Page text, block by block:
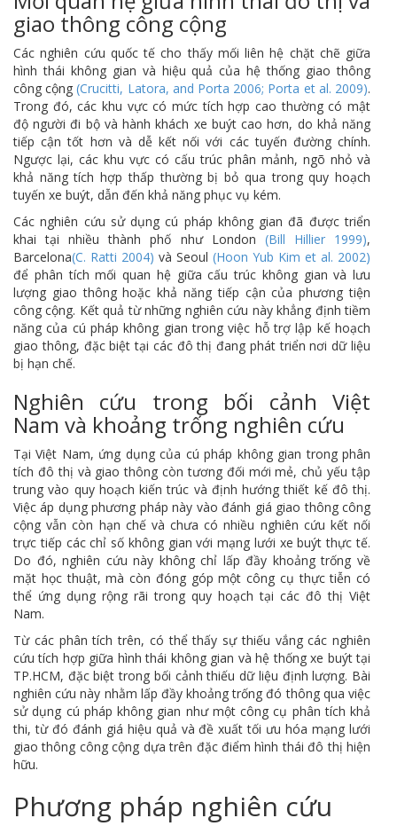
giao thông công cộng
Các nghiên cứu quốc tế cho thấy mối liên hệ chặt chẽ giữa
hình thái không gian và hiệu quả của hệ thống giao thông
công cộng(Crucitti, Latora, and Porta 2006; Porta et al. 2009).
Trong đó, các khu vực có mức tích hợp cao thường có mật
độ người đi bộ và hành khách xe buýt cao hơn, do khả năng
tiếp cận tốt hơn và dễ kết nối với các tuyến đường chính.
Ngược lại, các khu vực có cấu trúc phân mảnh, ngõ nhỏ và
khả năng tích hợp thấp thường bị bỏ qua trong quy hoạch
tuyến xe buýt, dẫn đến khả năng phục vụ kém.
Các nghiên cứu sử dụng cú pháp không gian đã được triển
khai tại nhiều thành phố như London (Bill Hillier 1999),
Barcelona(C. Ratti 2004) và Seoul (Hoon Yub Kim et al. 2002)
để phân tích mối quan hệ giữa cấu trúc không gian và lưu
lượng giao thông hoặc khả năng tiếp cận của phương tiện
công cộng. Kết quả từ những nghiên cứu này khẳng định tiềm
năng của cú pháp không gian trong việc hỗ trợ lập kế hoạch
giao thông, đặc biệt tại các đô thị đang phát triển nơi dữ liệu
bị hạn chế.
Nghiên cứu trong bối cảnh Việt
Nam và khoảng trống nghiên cứu
Tại Việt Nam, ứng dụng của cú pháp không gian trong phân
tích đô thị và giao thông còn tương đối mới mẻ, chủ yếu tập
trung vào quy hoạch kiến trúc và định hướng thiết kế đô thị.
Việc áp dụng phương pháp này vào đánh giá giao thông công
cộng vẫn còn hạn chế và chưa có nhiều nghiên cứu kết nối
trực tiếp các chỉ số không gian với mạng lưới xe buýt thực tế.
Do đó, nghiên cứu này không chỉ lấp đầy khoảng trống về
mặt học thuật, mà còn đóng góp một công cụ thực tiễn có
thể ứng dụng rộng rãi trong quy hoạch tại các đô thị Việt
Nam.
Từ các phân tích trên, có thể thấy sự thiếu vắng các nghiên
cứu tích hợp giữa hình thái không gian và hệ thống xe buýt tại
TP.HCM, đặc biệt trong bối cảnh thiếu dữ liệu định lượng. Bài
nghiên cứu này nhằm lấp đầy khoảng trống đó thông qua việc
sử dụng cú pháp không gian như một công cụ phân tích khả
thi, từ đó đánh giá hiệu quả và đề xuất tối ưu hóa mạng lưới
giao thông công cộng dựa trên đặc điểm hình thái đô thị hiện
hữu.
Phương pháp nghiên cứu